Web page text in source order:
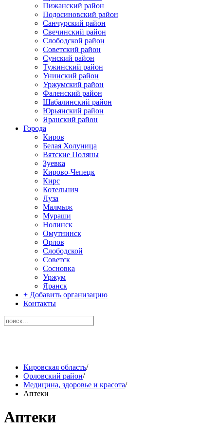
Пижанский район
Подосиновский район
Санчурский район
Свечинский район
Слободской район
Советский район
Сунский район
Тужинский район
Унинский район
Уржумский район
Фаленский район
Шабалинский район
Юрьянский район
Яранский район
Города
Киров
Белая Холуница
Вятские Поляны
Зуевка
Кирово-Чепецк
Кирс
Котельнич
Луза
Малмыж
Мураши
Нолинск
Омутнинск
Орлов
Слободской
Советск
Сосновка
Уржум
Яранск
+ Добавить организацию
Контакты
Кировская область/
Орловский район/
Медицина, здоровье и красота/
Аптеки
Аптеки